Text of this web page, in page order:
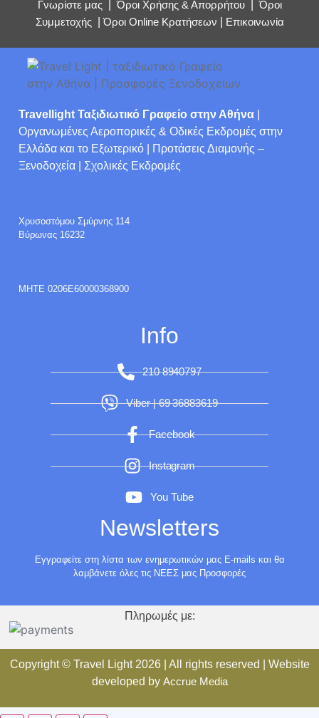
Γνωρίστε μας|Όροι Χρήσης & Απορρήτου|Όροι
Συμμετοχής
|Όροι Online Κρατήσεων Επικοινωνία
Travellight Ταξιδιωτικό Γραφείο στην Αθήνα
Οργανωμένες Αεροπορικές & Οδικές Εκδρομές στην
Ελλάδα και το Εξωτερικό | Προτάσεις Διαμονής –
Ξενοδοχεία | Σχολικές Εκδρομές
Χρυσοστόμου Σμύρνης 114
Βύρωνας 16232
ΜΗΤΕ 0206E60000368900
Info
210 8940797
Viber | 69 36883619
Facebook
Instagram
You Tube
Newsletters
Εγγραφείτε στη λίστα των ενημερωτικών μας E-mails και θα
λαμβάνετε όλες τις ΝΕΕΣ μας Προσφορές
Πληρωμές με:
Copyright © Travel Light2026 | All rights reserved | Website
developed by Accrue Media